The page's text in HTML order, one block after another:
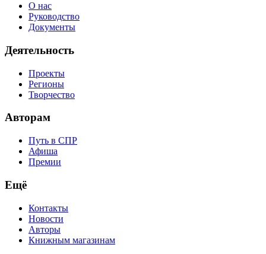
О нас
Руководство
Документы
Деятельность
Проекты
Регионы
Творчество
Авторам
Путь в СПР
Афиша
Премии
Ещё
Контакты
Новости
Авторы
Книжным магазинам